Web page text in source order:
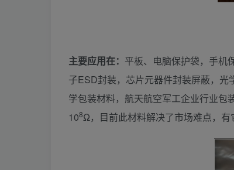
主要应用在： 平板、电脑保护袋，手机
子ESD封装，芯片元器件封装屏蔽，
学包装材料，航天航空军工企业行业包
108Ω，目前此材料解决了市场难点，有